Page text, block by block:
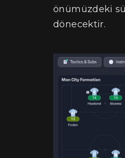
önümüzdeki
dönecektir.